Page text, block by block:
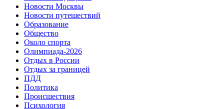
Новости Москвы
Новости путешествий
Образование
Общество
Около спорта
Олимпиада-2026
Отдых в России
Отдых за границей
ПДД
Политика
Происшествия
Психология